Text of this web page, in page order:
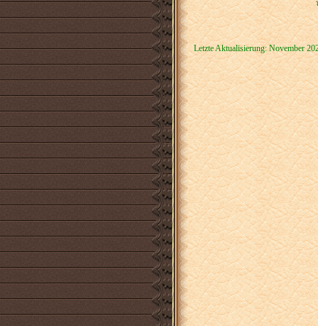
Letzte Aktualisierung: November